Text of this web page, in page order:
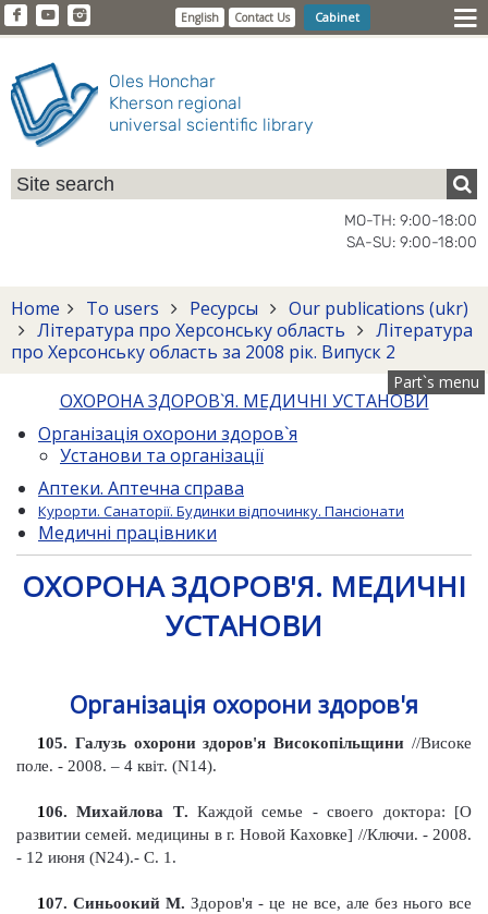
English Contact Us Cabinet
Oles Honchar
Kherson regional
universal scientific library
MO-TH: 9:00-18:00
SA-SU: 9:00-18:00
Home To users Ресурсы
Our publications (ukr)
Література про Херсонську область
Література
про Херсонську область за 2008 рік. Випуск 2
Part`s menu
ОХОРОНА ЗДОРОВ`Я. МЕДИЧНІ УСТАНОВИ
Організація охорони здоров`я
Установи та організації
Аптеки. Аптечна справа
Курорти. Санаторії. Будинки відпочинку. Пансіонати
Медичні працівники
ОХОРОНА ЗДОРОВ'Я. МЕДИЧНІ
УСТАНОВИ
Організація охорони здоров'я
105. Галузь охорони здоров'я Високопільщини //Високе
поле. - 2008. – 4 квіт. (N14).
106. Михайлова Т. Каждой семье - своего доктора: [О
развитии семей. медицины в г. Новой Каховке] //Ключи. - 2008.
- 12 июня (N24).- С. 1.
107. Синьоокий М. Здоров'я - це не все, але без нього все